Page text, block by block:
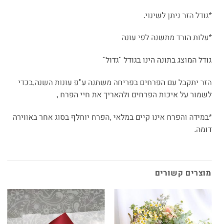
*גודל הזר ניתן לשינוי.
*עלות הורד מתשנה לפי עונה
גודל המוצג בתונה הינו בגודל "גדול"
הזר יתקבל עם הפרחים בפריחה משתנה ע"פ עונות השנה,בכדי
לשמור על איכות הפרחים ולהאריך את חיי הפרח ,
*במידה והפרח אינו קיים במלאי ,הפרח יוחלף בסוג אחר באווירה
דומה.
מוצרים קשורים